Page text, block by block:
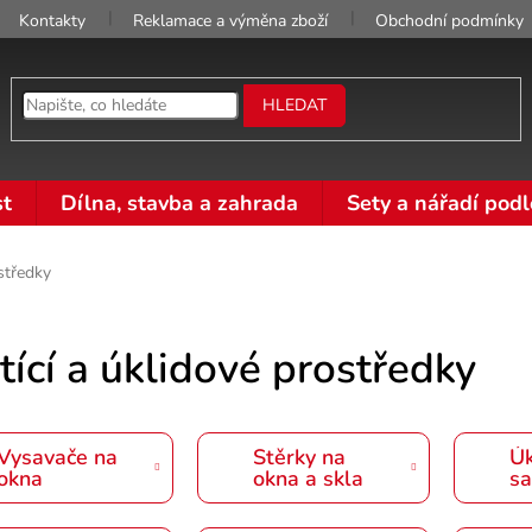
Kontakty Reklamace a výměna zboží Obchodní podmínky
HLEDAT
Dílna, stavba a zahrada Sety a nářadí
a úklidové prostředky
na Stěrky na
okna a skla